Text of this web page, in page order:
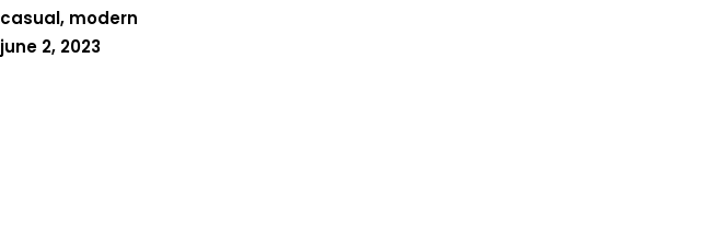
casual, modern
june 2, 2023